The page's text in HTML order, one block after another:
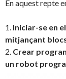
En aquest repte
1. Iniciar-se en
mitjançant
2. Crear
un robot